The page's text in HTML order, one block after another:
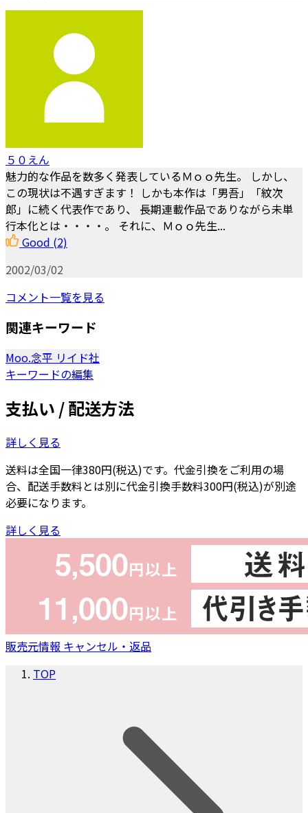
５０えん
魅力的な作品を数多く発表しているＭｏｏ先生。 しかし、
この現状は不遇すぎます！ しかも本作は「男吾」「紋次
郎」に続く代表作であり、 長期連載作品でありながら未単
行本化とは・・・・。 それに、Ｍｏｏ先生...
Good (2)
2002/03/02
コメント一覧を見る
関連キーワード
Moo.念平 リイド社
キーワードの編集
支払い / 配送方法
詳しく見る
送料は全国一律380円(税込)です。代金引換をご利用の場
合、配送手数料とは別に代金引換手数料300円(税込)が別途
必要になります。
詳しく見る
販売元情報 キャンセル・返品
TOP